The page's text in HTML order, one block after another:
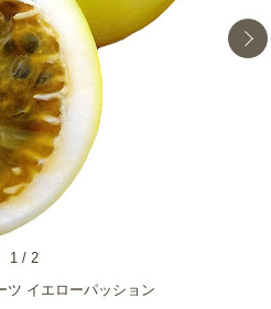
ツ イエローパッション
1 / 2